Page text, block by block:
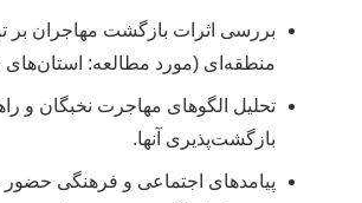
بررسی اثرات بازگشت مهاجران بر
منطقه‌ای (مورد مطالعه:
تحلیل الگوهای مهاجرت نخبگان و
بازگشت‌پذیری آنها.
پیامدهای اجتماعی و فرهنگی حضور